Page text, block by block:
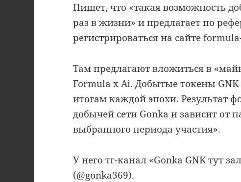
Пишет, что «такая возможность
раз в жизни» и предлагает по
регистрироваться на сайте
Там предлагают вложиться в
Formula x Ai. Добытые токены
итогам каждой эпохи. Результат
добычей сети Gonka и зависит от
выбранного периода участия».
У него тг-канал «Gonka GNK тут
(@gonka369).